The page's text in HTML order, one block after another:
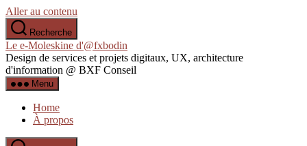
Aller au contenu
Recherche
Le e-Moleskine d'@fxbodin
Design de services et projets digitaux, UX, architecture
d'information @ BXF Conseil
Menu
Home
À propos